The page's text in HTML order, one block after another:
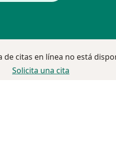
de citas en línea no está
Solicita una cita